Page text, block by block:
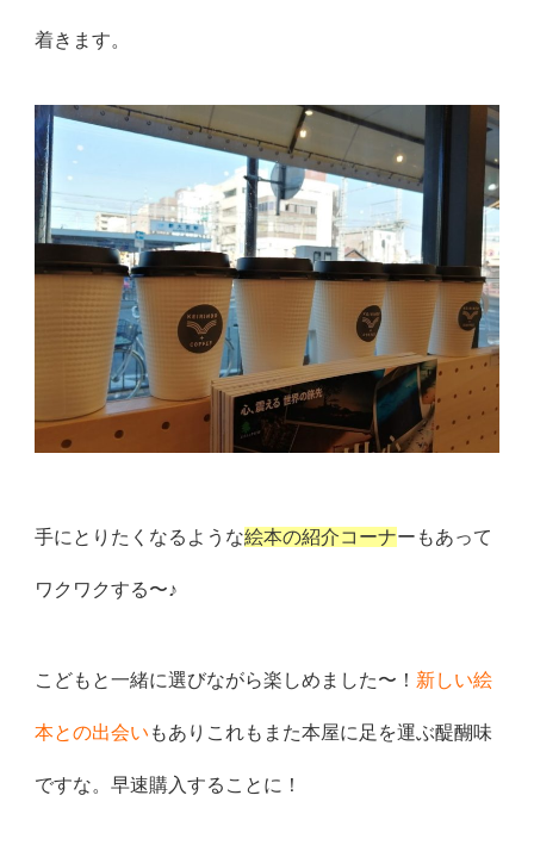
着きます。
手にとりたくなるような絵本の紹介コーナーもあって
ワクワクする〜♪
こどもと一緒に選びながら楽しめました〜！ 新しい絵
本との出会い もありこれもまた本屋に足を運ぶ醍醐味
ですな。早速購入することに！